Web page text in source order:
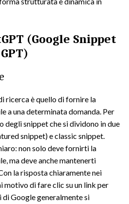
(Google Snippet
ricerca è quello di fornire la
a una determinata domanda. Per
degli snippet che si dividono in due
snippet) e classic snippet.
non solo deve fornirti la
ma deve anche mantenerti
la risposta chiaramente nei
motivo di fare clic su un link per
Google generalmente si